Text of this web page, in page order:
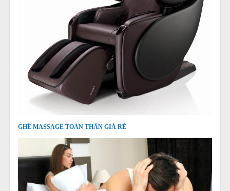
GHẾ MASSAGE TOÀN THÂN GIÁ RẺ